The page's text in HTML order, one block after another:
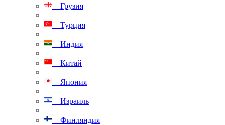
Грузия
Турция
Индия
Китай
Япония
Израиль
Финляндия